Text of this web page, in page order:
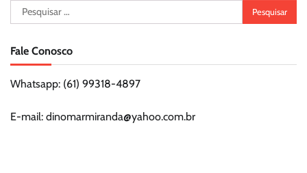
Pesquisar
por:
Fale Conosco
Whatsapp: (61) 99318-4897
E-mail: dinomarmiranda@yahoo.com.br